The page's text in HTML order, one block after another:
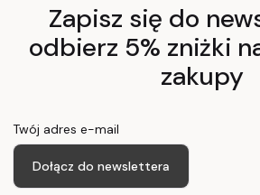
Zapisz się do
odbierz 5% zniżki
zakupy
Twój adres e-mail
Dołącz do newslettera